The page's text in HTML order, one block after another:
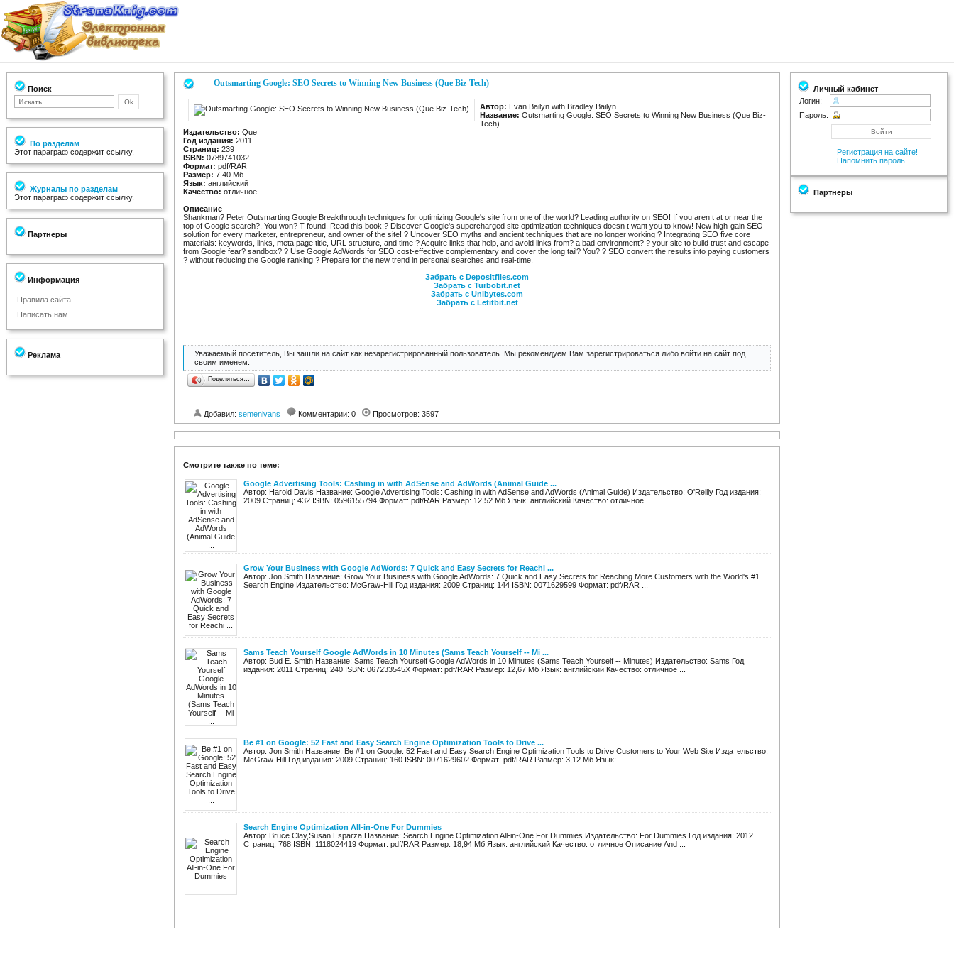
Поиск
По разделам
Этот параграф содержит ссылку.
Журналы по разделам
Этот параграф содержит ссылку.
Партнеры
Информация
Правила сайта
Написать нам
Реклама
Outsmarting Google: SEO Secrets to Winning New Business (Que Biz-Tech)
Автор: Evan Bailyn with Bradley Bailyn
Название: Outsmarting Google: SEO Secrets to Winning New Business (Que Biz-
Tech)
Издательство: Que
Год издания: 2011
Страниц: 239
ISBN: 0789741032
Формат: pdf/RAR
Размер: 7,40 Мб
Язык: английский
Качество: отличное
Описание
Shankman? Peter Outsmarting Google Breakthrough techniques for optimizing Google's site from one of the world? Leading authority on SEO! If you aren t at or near the
top of Google search?, You won? T found. Read this book:? Discover Google's supercharged site optimization techniques doesn t want you to know! New high-gain SEO
solution for every marketer, entrepreneur, and owner of the site! ? Uncover SEO myths and ancient techniques that are no longer working ? Integrating SEO five core
materials: keywords, links, meta page title, URL structure, and time ? Acquire links that help, and avoid links from? a bad environment? ? your site to build trust and escape
from Google fear? sandbox? ? Use Google AdWords for SEO cost-effective complementary and cover the long tail? You? ? SEO convert the results into paying customers
? without reducing the Google ranking ? Prepare for the new trend in personal searches and real-time.
Забрать с Depositfiles.com
Забрать с Turbobit.net
Забрать с Unibytes.com
Забрать с Letitbit.net
Уважаемый посетитель, Вы зашли на сайт как незарегистрированный пользователь. Мы рекомендуем Вам зарегистрироваться либо войти на сайт под
своим именем.
Поделиться…
Добавил: semenivans Комментарии: 0 Просмотров: 3597
Смотрите также по теме:
Google Advertising Tools: Cashing in with AdSense and AdWords (Animal Guide ...
Автор: Harold Davis Название: Google Advertising Tools: Cashing in with AdSense and AdWords (Animal Guide) Издательство: O'Reilly Год издания:
2009 Страниц: 432 ISBN: 0596155794 Формат: pdf/RAR Размер: 12,52 Мб Язык: английский Качество: отличное ...
Grow Your Business with Google AdWords: 7 Quick and Easy Secrets for Reachi ...
Автор: Jon Smith Название: Grow Your Business with Google AdWords: 7 Quick and Easy Secrets for Reaching More Customers with the World's #1
Search Engine Издательство: McGraw-Hill Год издания: 2009 Страниц: 144 ISBN: 0071629599 Формат: pdf/RAR ...
Sams Teach Yourself Google AdWords in 10 Minutes (Sams Teach Yourself -- Mi ...
Автор: Bud E. Smith Название: Sams Teach Yourself Google AdWords in 10 Minutes (Sams Teach Yourself -- Minutes) Издательство: Sams Год
издания: 2011 Страниц: 240 ISBN: 067233545X Формат: pdf/RAR Размер: 12,67 Мб Язык: английский Качество: отличное ...
Be #1 on Google: 52 Fast and Easy Search Engine Optimization Tools to Drive ...
Автор: Jon Smith Название: Be #1 on Google: 52 Fast and Easy Search Engine Optimization Tools to Drive Customers to Your Web Site Издательство:
McGraw-Hill Год издания: 2009 Страниц: 160 ISBN: 0071629602 Формат: pdf/RAR Размер: 3,12 Мб Язык: ...
Search Engine Optimization All-in-One For Dummies
Автор: Bruce Clay,Susan Esparza Название: Search Engine Optimization All-in-One For Dummies Издательство: For Dummies Год издания: 2012
Страниц: 768 ISBN: 1118024419 Формат: pdf/RAR Размер: 18,94 Мб Язык: английский Качество: отличное Описание And ...
Личный кабинет
Логин:
Пароль:
Регистрация на сайте!
Напомнить пароль
Партнеры